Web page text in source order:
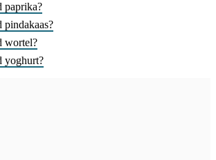
paprika?
pindakaas?
wortel?
yoghurt?